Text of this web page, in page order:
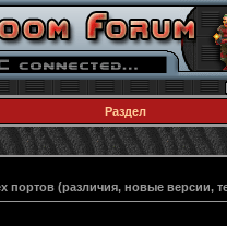
Раздел
портов (различия, новые версии,